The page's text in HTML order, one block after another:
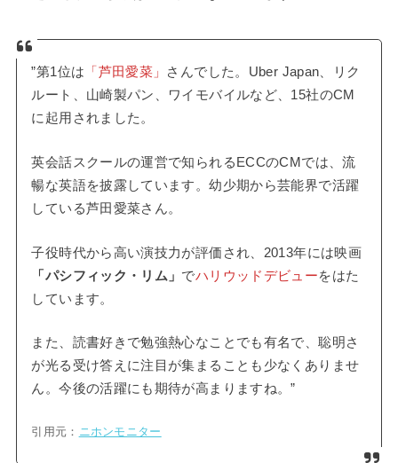
”第1位は 「芦田愛菜」 さんでした。Uber Japan、リク
ルート、山崎製パン、ワイモバイルなど、15社のCM
に起用されました。
英会話スクールの運営で知られるECCのCMでは、流
暢な英語を披露しています。幼少期から芸能界で活躍
している芦田愛菜さん。
子役時代から高い演技力が評価され、2013年には映画
「パシフィック・リム」 でハリウッドデビューをはた
しています。
また、読書好きで勉強熱心なことでも有名で、聡明さ
が光る受け答えに注目が集まることも少なくありませ
ん。今後の活躍にも期待が高まりますね。”
引用元： ニホンモニター